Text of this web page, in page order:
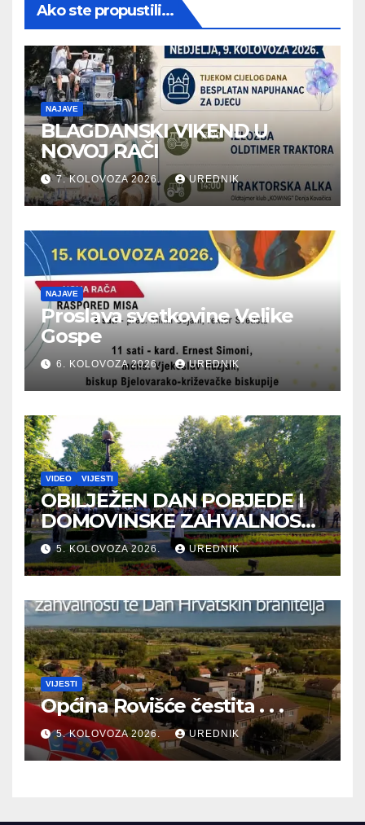
Ako ste propustili...
NAJAVE
BLAGDANSKI VIKEND U
NOVOJ RAČI
7. KOLOVOZA 2026. UREDNIK
NAJAVE
Proslava svetkovine Velike
Gospe
6. KOLOVOZA 2026. UREDNIK
VIDEO VIJESTI
OBILJEŽEN DAN POBJEDE I
DOMOVINSKE ZAHVALNOSTI
TE DAN HRVATSKIH
BRANITELJA
5. KOLOVOZA 2026. UREDNIK
VIJESTI
Općina Rovišće čestita . . .
5. KOLOVOZA 2026. UREDNIK